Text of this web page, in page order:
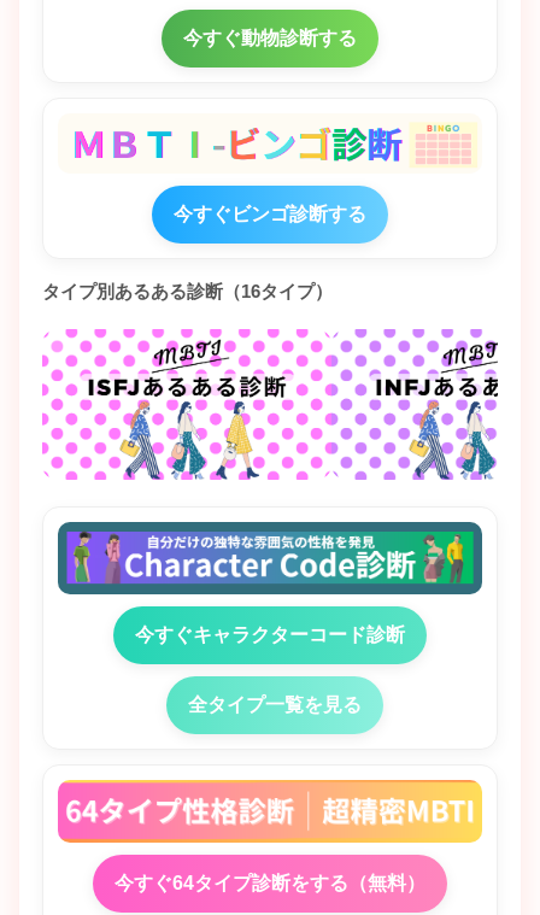
今すぐ動物診断する
今すぐビンゴ診断する
タイプ別あるある診断（16タイプ）
今すぐキャラクターコード診断
全タイプ一覧を見る
今すぐ64タイプ診断をする（無料）